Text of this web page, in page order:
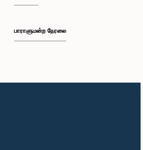
பாராளுமன்ற நேரலை